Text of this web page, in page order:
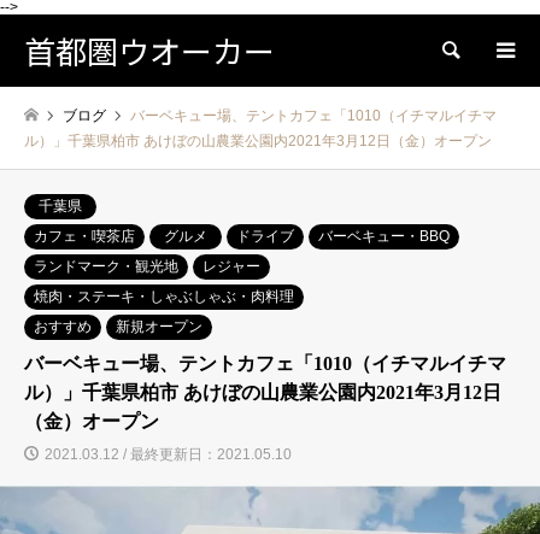
-->
首都圏ウオーカー 検索
ブログ
バーベキュー場、テントカフェ「1010（イチマルイチマ
ル）」千葉県柏市 あけぼの山農業公園内2021年3月12日（金）オープン
千葉県
カフェ・喫茶店
グルメ ドライブ
バーベキュー・BBQ
ランドマーク・観光地
レジャー
焼肉・ステーキ・しゃぶしゃぶ・肉料理
おすすめ
新規オープン
バーベキュー場、テントカフェ「1010（イチマルイチマ
ル）」千葉県柏市 あけぼの山農業公園内2021年3月12日
（金）オープン
2021.03.12 / 最終更新日：2021.05.10